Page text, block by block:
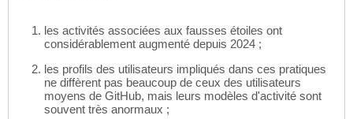
les activités associées aux fausses étoiles ont
considérablement augmenté depuis 2024 ;
les profils des utilisateurs impliqués dans ces pratiques
ne diffèrent pas beaucoup de ceux des utilisateurs
moyens de GitHub, mais leurs modèles d'activité sont
souvent très anormaux ;